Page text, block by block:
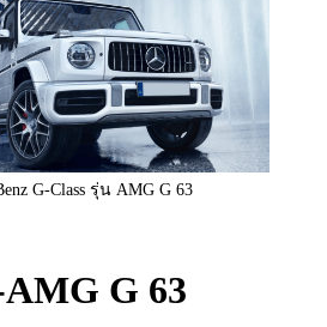
G-Class รุ่น AMG G 63
AMG G 63